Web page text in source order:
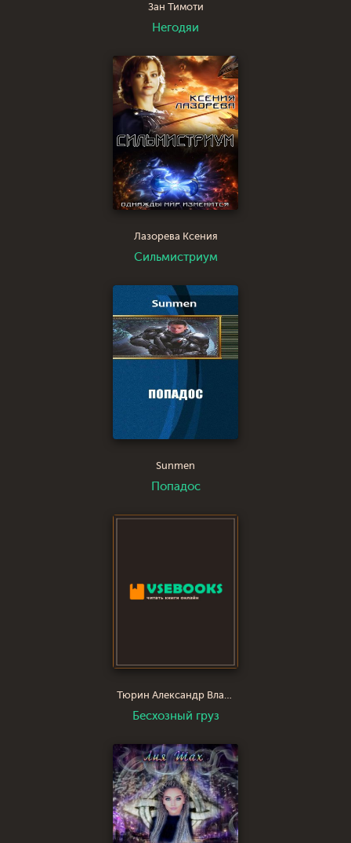
Зан Тимоти
Негодяи
Лазорева Ксения
Сильмистриум
Sunmen
Попадос
Тюрин Александр Владимирович
Бесхозный груз